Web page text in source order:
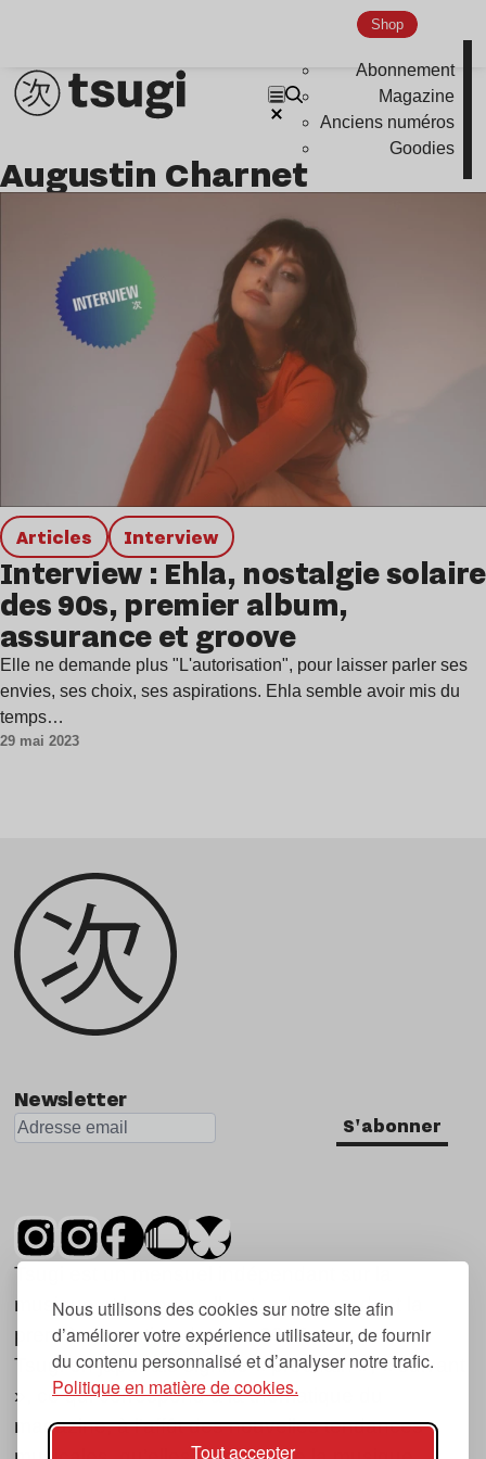
Nous utilisons des cookies sur notre site afin
d’améliorer votre expérience utilisateur, de fournir
du contenu personnalisé et d’analyser notre trafic.
Politique en matière de cookies.
Tout accepter
Shop
Abonnement
Magazine
Anciens numéros
Goodies
Augustin Charnet
Articles interview
Interview : Ehla, nostalgie solaire
des 90s, premier album,
assurance et groove
Elle ne demande plus "L'autorisation", pour laisser parler ses
envies, ses choix, ses aspirations. Ehla semble avoir mis du
temps…
29 mai 2023
Newsletter
S'abonner
Tsugi est un mensuel indépendant sur la
musique et les nouvelles tendances, dont la
première parution date de 2007.
Tsugi en japonais signifie « prochain », « suivant
», ce qui correspond à la thématique du
magazine, à l’affût des nouvelles tendances